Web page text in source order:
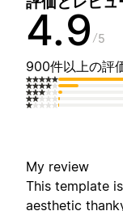
4.9 5
900件以上の評
My review
This template
aesthetic